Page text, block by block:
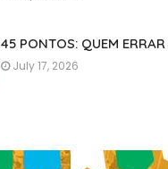
45 PONTOS: QUEM
July 17, 2026